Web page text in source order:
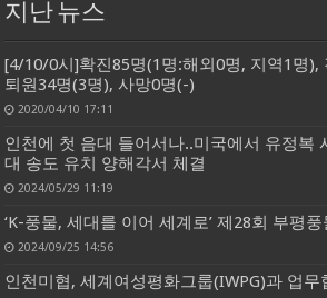
지난 뉴스
[4/10/0시]확진85명(1명:해외0명, 지역1명),
퇴원34명(3명), 사망0명(-)
2020/04/10 17:11
인천에 첫 음대 들어서나..미국에서 유정복
대 송도 유치 양해각서 체결
2024/05/29 11:19
‘K-풍물, 세대를 이어 세계로’ 제28회 부평
2024/09/25 14:56
인천미협, 세계여성평화그룹(IWPG)과 업무